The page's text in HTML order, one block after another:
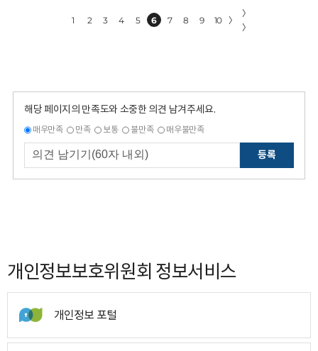
1 2 3 4 5 6 7 8 9 10 〉
〉
〉
해당 페이지의 만족도와 소중한 의견 남겨주세요.
매우만족 만족 보통 불만족 매우불만족
등록
개인정보보호위원회 정보서비스
개인정보 포털